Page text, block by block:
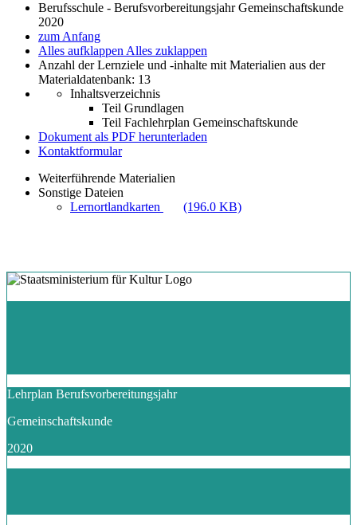
Berufsschule - Berufsvorbereitungsjahr Gemeinschaftskunde
2020
zum Anfang
Alles aufklappen Alles zuklappen
Anzahl der Lernziele und -inhalte mit Materialien aus der
Materialdatenbank: 13
Inhaltsverzeichnis
Teil Grundlagen
Teil Fachlehrplan Gemeinschaftskunde
Dokument als PDF herunterladen
Kontaktformular
Weiterführende Materialien
Sonstige Dateien
Lernortlandkarten
(196.0 KB)
Lehrplan Berufsvorbereitungsjahr
Gemeinschaftskunde
2020